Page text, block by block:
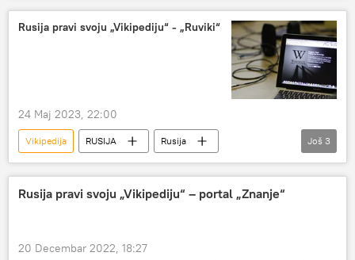
FBI
Tviter
Rusija pravi svoju „Vikipediju“ - „Ruviki“
24 Maj 2023, 22:00
Vikipedija RUSIJA
Rusija
Rusija – društvo
Društvo internet
Još 3
Rusija pravi svoju „Vikipediju“ – portal „Znanje“
20 Decembar 2022, 18:27